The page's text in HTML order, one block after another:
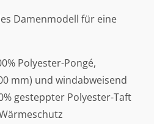
Damenmodell für eine
Polyester-Pongé,
mm) und windabweisend
gesteppter Polyester-Taft